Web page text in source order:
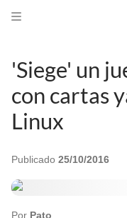
'Siege' un
con cartas
Linux
Publicado 25/10/2016
Por Pato